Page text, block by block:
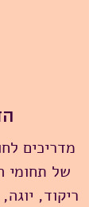
מדריכים
של תחומי
ריקוד,